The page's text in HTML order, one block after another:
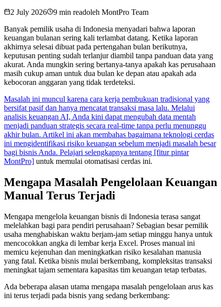
2 July 2026
9 min readoleh MontPro Team
Banyak pemilik usaha di Indonesia menyadari bahwa laporan
keuangan bulanan sering kali terlambat datang. Ketika laporan
akhirnya selesai dibuat pada pertengahan bulan berikutnya,
keputusan penting sudah terlanjur diambil tanpa panduan data yang
akurat. Anda mungkin sering bertanya-tanya apakah kas perusahaan
masih cukup aman untuk dua bulan ke depan atau apakah ada
kebocoran anggaran yang tidak terdeteksi.
Masalah ini muncul karena cara kerja pembukuan tradisional yang
bersifat pasif dan hanya mencatat transaksi masa lalu. Melalui
analisis keuangan AI, Anda kini dapat mengubah data mentah
menjadi panduan strategis secara real-time tanpa perlu menunggu
akhir bulan. Artikel ini akan membahas bagaimana teknologi cerdas
ini mengidentifikasi risiko keuangan sebelum menjadi masalah besar
bagi bisnis Anda. Pelajari selengkapnya tentang [fitur pintar
MontPro] untuk memulai otomatisasi cerdas ini.
Mengapa Masalah Pengelolaan Keuangan
Manual Terus Terjadi
Mengapa mengelola keuangan bisnis di Indonesia terasa sangat
melelahkan bagi para pendiri perusahaan? Sebagian besar pemilik
usaha menghabiskan waktu berjam-jam setiap minggu hanya untuk
mencocokkan angka di lembar kerja Excel. Proses manual ini
memicu kejenuhan dan meningkatkan risiko kesalahan manusia
yang fatal. Ketika bisnis mulai berkembang, kompleksitas transaksi
meningkat tajam sementara kapasitas tim keuangan tetap terbatas.
Ada beberapa alasan utama mengapa masalah pengelolaan arus kas
ini terus terjadi pada bisnis yang sedang berkembang: